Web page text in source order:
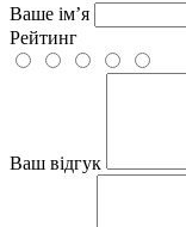
Ваше ім’я
Рейтинг
Ваш відгук